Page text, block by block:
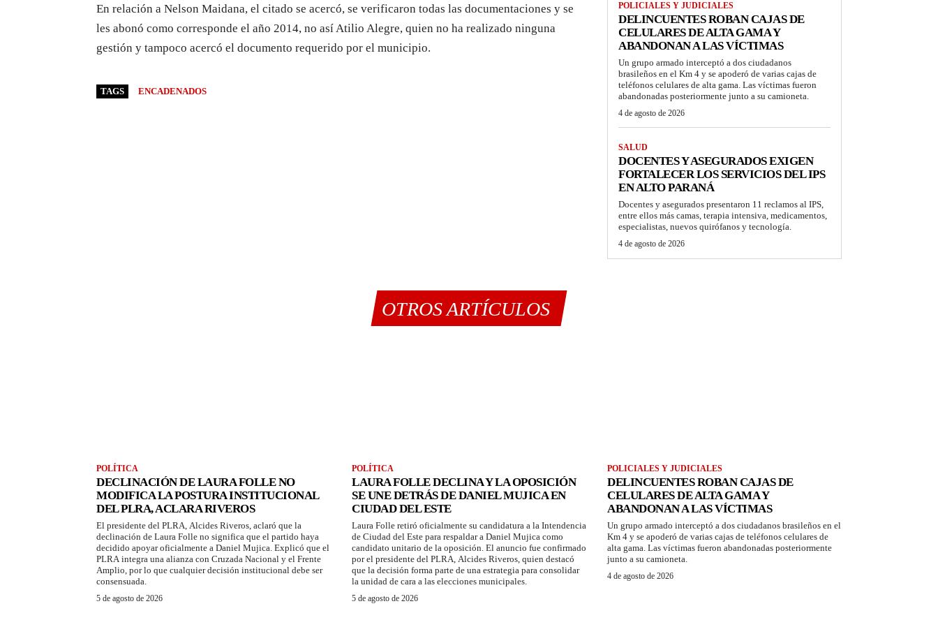
En relación a Nelson Maidana, el citado se acercó, se verificaron todas las documentaciones y se
les abonó como corresponde el año 2014, no así Atilio Alegre, quien no ha realizado ninguna
gestión y tampoco acercó el documento requerido por el municipio.
TAGS ENCADENADOS
POLICIALES Y JUDICIALES
DELINCUENTES ROBAN CAJAS DE
CELULARES DE ALTA GAMA Y
ABANDONAN A LAS VÍCTIMAS
Un grupo armado interceptó a dos ciudadanos
brasileños en el Km 4 y se apoderó de varias cajas de
teléfonos celulares de alta gama. Las víctimas fueron
abandonadas posteriormente junto a su camioneta.
4 de agosto de 2026
SALUD
DOCENTES Y ASEGURADOS EXIGEN
FORTALECER LOS SERVICIOS DEL IPS
EN ALTO PARANÁ
Docentes y asegurados presentaron 11 reclamos al IPS,
entre ellos más camas, terapia intensiva, medicamentos,
especialistas, nuevos quirófanos y tecnología.
4 de agosto de 2026
OTROS ARTÍCULOS
POLÍTICA
DECLINACIÓN DE LAURA FOLLE NO
MODIFICA LA POSTURA INSTITUCIONAL
DEL PLRA, ACLARA RIVEROS
El presidente del PLRA, Alcides Riveros, aclaró que la
declinación de Laura Folle no significa que el partido haya
decidido apoyar oficialmente a Daniel Mujica. Explicó que el
PLRA integra una alianza con Cruzada Nacional y el Frente
Amplio, por lo que cualquier decisión institucional debe ser
consensuada.
5 de agosto de 2026
POLÍTICA
LAURA FOLLE DECLINA Y LA OPOSICIÓN
SE UNE DETRÁS DE DANIEL MUJICA EN
CIUDAD DEL ESTE
Laura Folle retiró oficialmente su candidatura a la Intendencia
de Ciudad del Este para respaldar a Daniel Mujica como
candidato unitario de la oposición. El anuncio fue confirmado
por el presidente del PLRA, Alcides Riveros, quien destacó
que la decisión forma parte de una estrategia para consolidar
la unidad de cara a las elecciones municipales.
5 de agosto de 2026
POLICIALES Y JUDICIALES
DELINCUENTES ROBAN CAJAS DE
CELULARES DE ALTA GAMA Y
ABANDONAN A LAS VÍCTIMAS
Un grupo armado interceptó a dos ciudadanos brasileños en el
Km 4 y se apoderó de varias cajas de teléfonos celulares de
alta gama. Las víctimas fueron abandonadas posteriormente
junto a su camioneta.
4 de agosto de 2026